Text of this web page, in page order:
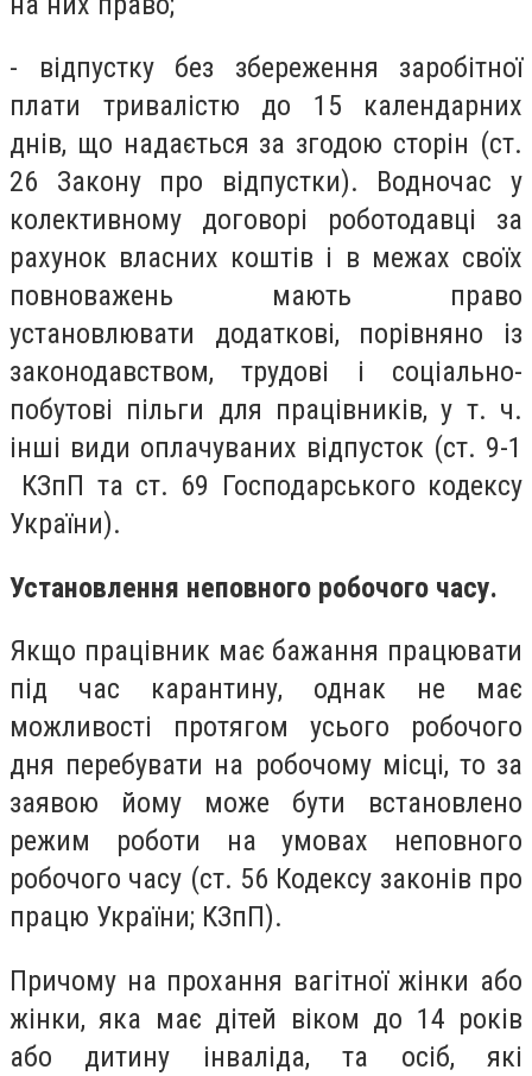
- відпустку без збереження заробітної
плати тривалістю до 15 календарних
днів, що надається за згодою сторін (ст.
26 Закону про відпустки). Водночас у
колективному договорі роботодавці за
рахунок власних коштів і в межах своїх
повноважень мають право
установлювати додаткові, порівняно із
законодавством, трудові і соціально-
побутові пільги для працівників, у т. ч.
інші види оплачуваних відпусток (ст. 9-1
КЗпП та ст. 69 Господарського кодексу
України).
Установлення неповного робочого часу.
Якщо працівник має бажання працювати
під час карантину, однак не має
можливості протягом усього робочого
дня перебувати на робочому місці, то за
заявою йому може бути встановлено
режим роботи на умовах неповного
робочого часу (ст. 56 Кодексу законів про
працю України; КЗпП).
Причому на прохання вагітної жінки або
жінки, яка має дітей віком до 14 років
або дитину інваліда, та осіб, які